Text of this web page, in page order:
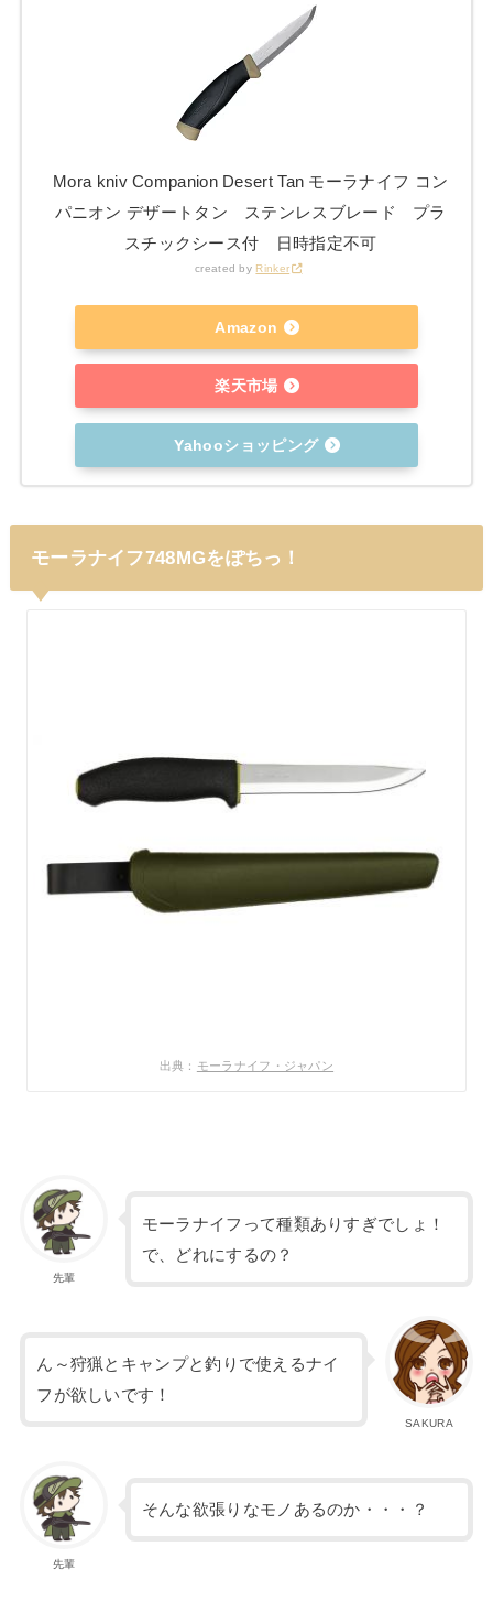
Mora kniv Companion Desert Tan モーラナイフ コン
パニオン デザートタン ステンレスブレード プラ
スチックシース付 日時指定不可
created by Rinker
Amazon
楽天市場
Yahooショッピング
モーラナイフ748MGをぽちっ！
出典： モーラナイフ・ジャパン
先輩
モーラナイフって種類ありすぎでしょ！
で、どれにするの？
SAKURA
ん～狩猟とキャンプと釣りで使えるナイ
フが欲しいです！
先輩
そんな欲張りなモノあるのか・・・？